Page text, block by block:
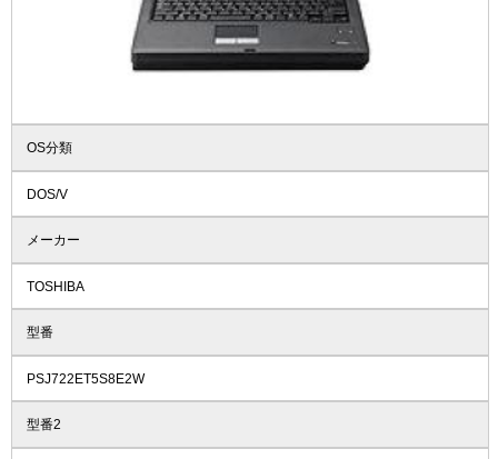
OS分類
DOS/V
メーカー
TOSHIBA
型番
PSJ722ET5S8E2W
型番2